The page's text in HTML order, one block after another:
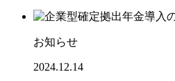
お知らせ
2024.12.14